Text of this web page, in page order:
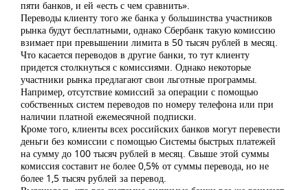
пяти банков, и ей «есть с чем сравнить».
Переводы клиенту того же банка у большинства участников
рынка будут бесплатными, однако Сбербанк такую комиссию
взимает при превышении лимита в 50 тысяч рублей в месяц.
Что касается переводов в другие банки, то тут клиенту
придется столкнуться с комиссиями. Однако некоторые
участники рынка предлагают свои льготные программы.
Например, отсутствие комиссий за операции с помощью
собственных систем переводов по номеру телефона или при
наличии платной ежемесячной подписки.
Кроме того, клиенты всех российских банков могут перевести
деньги без комиссии с помощью Системы быстрых платежей
на сумму до 100 тысяч рублей в месяц. Свыше этой суммы
комиссия составит не более 0,5% от суммы перевода, но не
более 1,5 тысяч рублей за перевод.